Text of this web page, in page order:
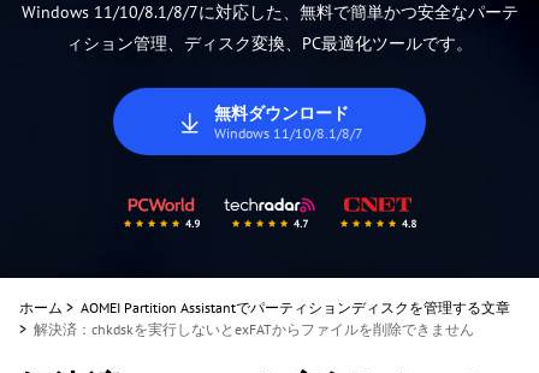
Windows 11/10/8.1/8/7に対応した、無料で簡単かつ安全なパーテ
ィション管理、ディスク変換、PC最適化ツールです。
無料ダウンロード
Windows 11/10/8.1/8/7
ホーム > AOMEI Partition Assistantでパーティションディスクを管理する文章
> 解決済：chkdskを実行しないとexFATからファイルを削除できません